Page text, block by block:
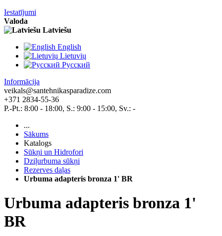
Iestatījumi
Valoda
Latviešu
English
Lietuvių
Pусский
Informācija
veikals@santehnikasparadize.com
+371 2834-55-36
P.-Pt.: 8:00 - 18:00, S.: 9:00 - 15:00, Sv.: -
...
Sākums
Katalogs
Sūkņi un Hidrofori
Dziļurbuma sūkņi
Rezerves daļas
Urbuma adapteris bronza 1' BR
Urbuma adapteris bronza 1'
BR